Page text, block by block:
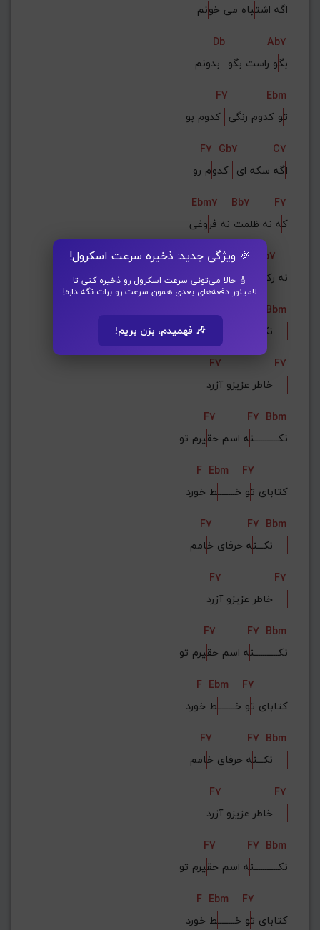
🎉 ویژگی جدید: ذخیره سرعت اسکرول!
🎸 حالا می‌تونی سرعت اسکرول رو ذخیره کنی تا
لامینور دفعه‌های بعدی همون سرعت رو برات نگه داره!
🎶 فهمیدم، بزن بریم!
اگه اشتباه می خونم
Db
Ab7
بگو راست بگو بدونم
F7
Ebm
تو کدوم رنگی کدوم بو
F7 Gb7
C7
اگه سکه ای کدوم رو
Ebm7
Bb7
F7
که نه ظلمت نه فروغی
F7
Db
Ab7
نه رک ودی نه بلوغی
Bbm
نکـــن
F7
F7
خاطر عزیزو آ
F7
F7 Bbm
نکـــــــــــنه اسم حقیرم تو
F Ebm
F7
کتابای تو خــــــــط خورد
F7
F7 Bbm
نکـــنه حرفای خ
F7
F7
خاطر عزیزو آ
F7
F7 Bbm
نکـــــــــــنه اسم حقیرم تو
F Ebm
F7
کتابای تو خــــــــط خورد
F7
F7 Bbm
نکـــنه حرفای خ
F7
F7
خاطر عزیزو آ
F7
F7 Bbm
نکـــــــــــنه اسم حقیرم تو
F Ebm
F7
کتابای تو خــــــــط خورد